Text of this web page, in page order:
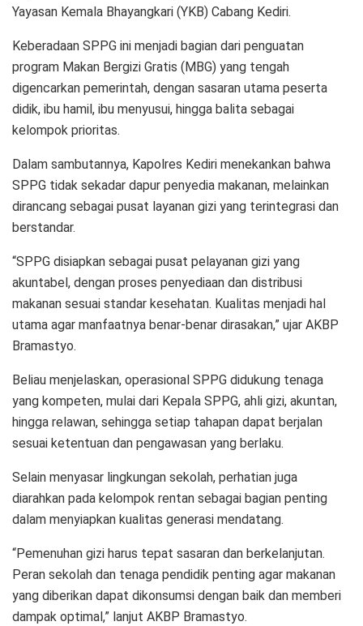
Yayasan Kemala Bhayangkari (YKB) Cabang Kediri.
Keberadaan SPPG ini menjadi bagian dari penguatan
program Makan Bergizi Gratis (MBG) yang tengah
digencarkan pemerintah, dengan sasaran utama peserta
didik, ibu hamil, ibu menyusui, hingga balita sebagai
kelompok prioritas.
Dalam sambutannya, Kapolres Kediri menekankan bahwa
SPPG tidak sekadar dapur penyedia makanan, melainkan
dirancang sebagai pusat layanan gizi yang terintegrasi dan
berstandar.
“SPPG disiapkan sebagai pusat pelayanan gizi yang
akuntabel, dengan proses penyediaan dan distribusi
makanan sesuai standar kesehatan. Kualitas menjadi hal
utama agar manfaatnya benar-benar dirasakan,” ujar AKBP
Bramastyo.
Beliau menjelaskan, operasional SPPG didukung tenaga
yang kompeten, mulai dari Kepala SPPG, ahli gizi, akuntan,
hingga relawan, sehingga setiap tahapan dapat berjalan
sesuai ketentuan dan pengawasan yang berlaku.
Selain menyasar lingkungan sekolah, perhatian juga
diarahkan pada kelompok rentan sebagai bagian penting
dalam menyiapkan kualitas generasi mendatang.
“Pemenuhan gizi harus tepat sasaran dan berkelanjutan.
Peran sekolah dan tenaga pendidik penting agar makanan
yang diberikan dapat dikonsumsi dengan baik dan memberi
dampak optimal,” lanjut AKBP Bramastyo.